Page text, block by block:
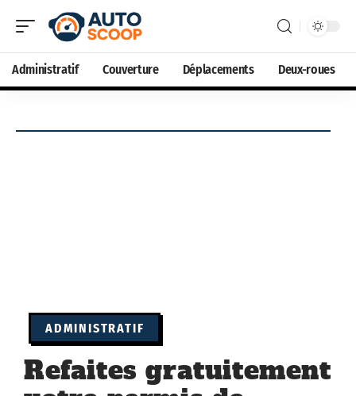
Administratif Couverture Déplacements Deux-roues
ADMINISTRATIF
Refaites gratuitement